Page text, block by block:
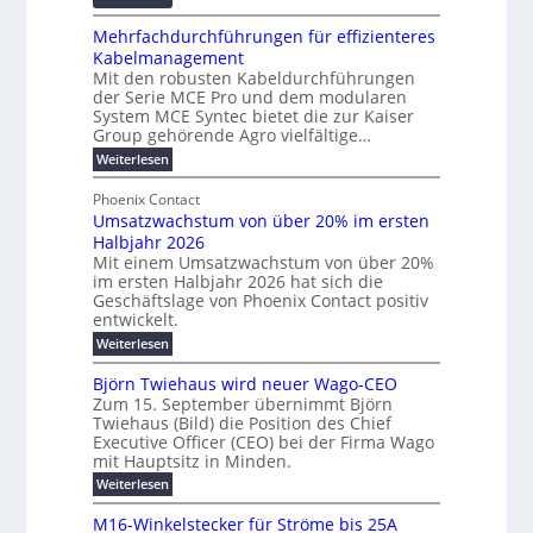
r
d
e
r
u
n
g
b
r
a
u
c
h
t
m
e
h
T
e
m
p
o
u
n
u
m
E
n
e
r
g
y
H
u
b
f
ü
r
m
o
d
e
r
n
e
E
n
e
t
w
i
c
k
e
l
t
H
-
i
c
h
e
r
u
n
g
s
l
R
e
k
o
r
d
b
e
e
i
l
i
g
u
n
g
b
e
i
m
2
0
2
6
Mehrfachdurchführungen für effizienteres
Kabelmanagement
Mit den robusten Kabeldurchführungen
der Serie MCE Pro und dem modularen
System MCE Syntec bietet die zur Kaiser
Group gehörende Agro vielfältige…
Weiterlesen:
M
h
r
f
a
c
h
d
u
r
c
f
ü
h
u
n
g
e
n
Phoenix Contact
Umsatzwachstum von über 20% im ersten
Halbjahr 2026
Mit einem Umsatzwachstum von über 20%
im ersten Halbjahr 2026 hat sich die
Geschäftslage von Phoenix Contact positiv
entwickelt.
Weiterlesen:
U
m
s
a
t
w
a
c
h
s
Björn Twiehaus wird neuer Wago-CEO
Zum 15. September übernimmt Björn
Twiehaus (Bild) die Position des Chief
Executive Officer (CEO) bei der Firma Wago
mit Hauptsitz in Minden.
Weiterlesen:
B
j
M16-Winkelstecker für Ströme bis 25A